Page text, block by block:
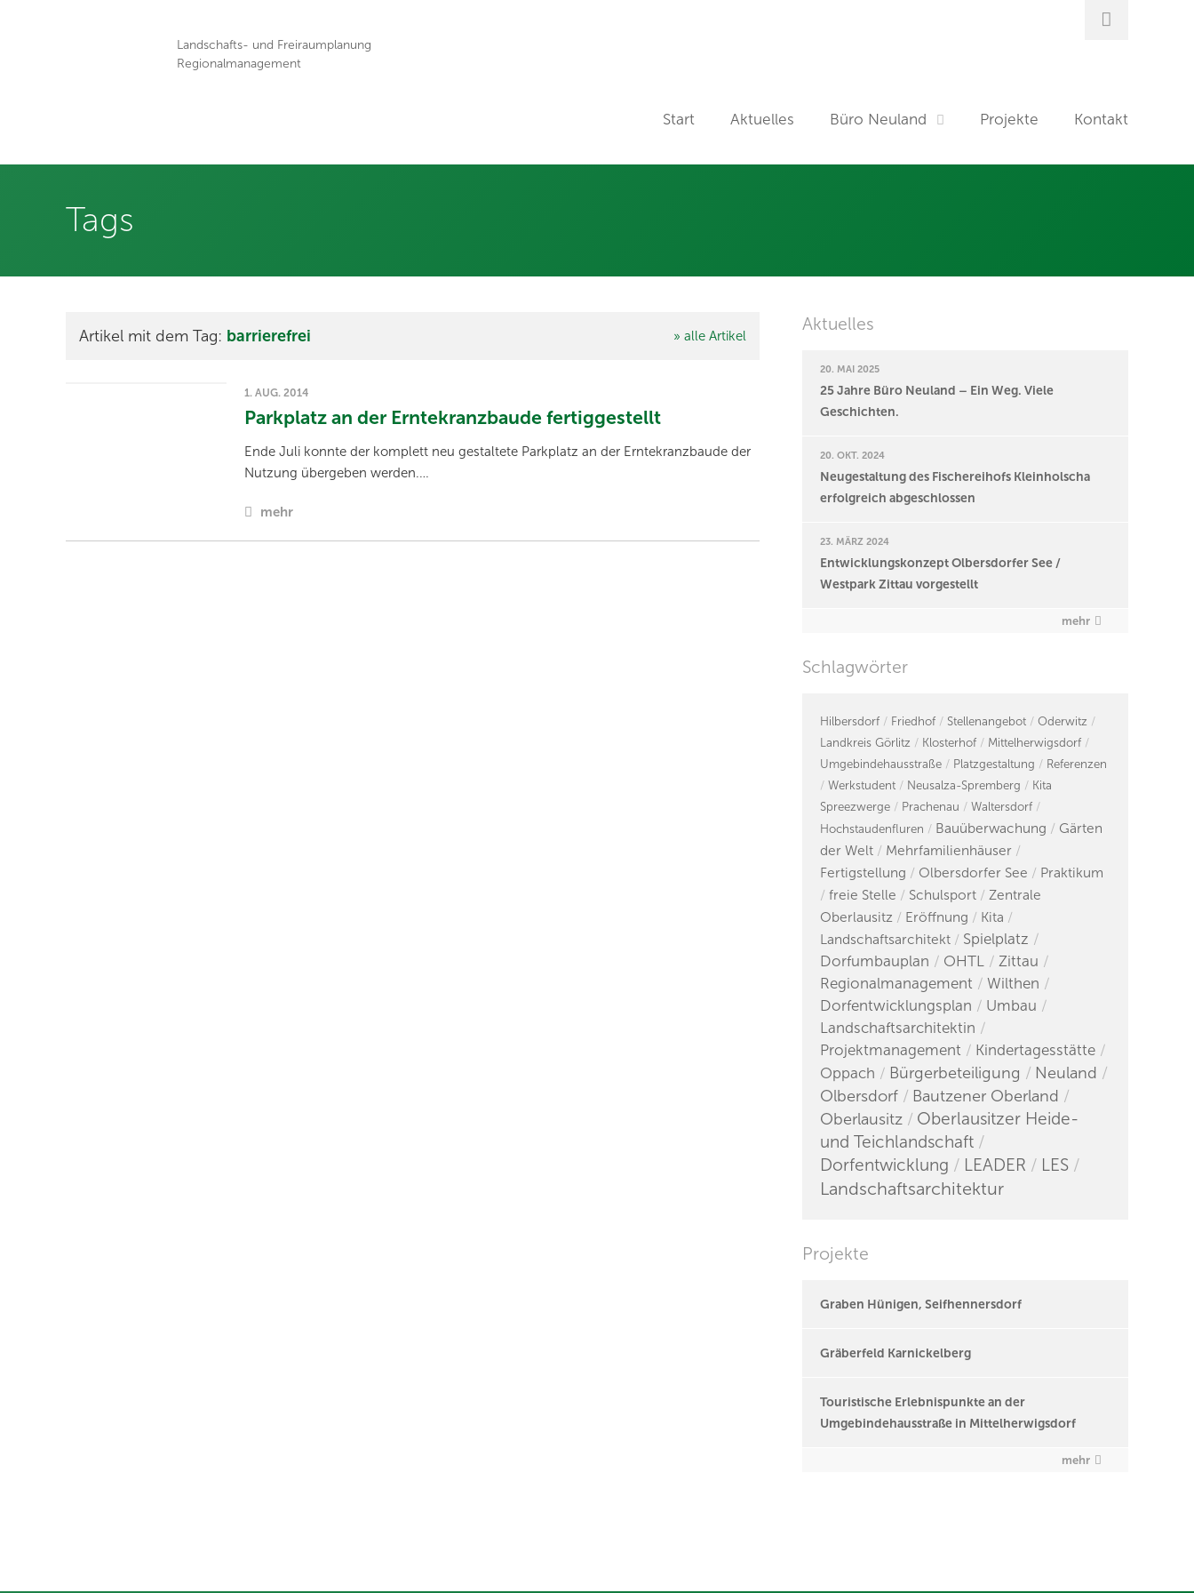
Landschafts- und Freiraumplanung
Regionalmanagement
Start Aktuelles Büro Neuland Projekte Kontakt
Tags
Artikel mit dem Tag: barrierefrei » alle Artikel
1. AUG. 2014
Parkplatz an der Erntekranzbaude fertiggestellt
Ende Juli konnte der komplett neu gestaltete Parkplatz an der Erntekranzbaude der
Nutzung übergeben werden.…
mehr
Aktuelles
20. MAI 2025
25 Jahre Büro Neuland – Ein Weg. Viele
Geschichten.
20. OKT. 2024
Neugestaltung des Fischereihofs Kleinholscha
erfolgreich abgeschlossen
23. MÄRZ 2024
Entwicklungskonzept Olbersdorfer See /
Westpark Zittau vorgestellt
mehr
Schlagwörter
Hilbersdorf Friedhof Stellenangebot
Oderwitz
Landkreis Görlitz
Klosterhof
Mittelherwigsdorf
Umgebindehausstraße
Platzgestaltung
Referenzen
Werkstudent
Neusalza-Spremberg
Kita
Spreezwerge
Prachenau
Waltersdorf
Hochstaudenfluren
Bauüberwachung
Gärten
der Welt
Mehrfamilienhäuser
Fertigstellung
Olbersdorfer See
Praktikum
freie Stelle
Schulsport
Zentrale
Oberlausitz
Eröffnung
Kita
Landschaftsarchitekt
Spielplatz
Dorfumbauplan
OHTL
Zittau
Regionalmanagement
Wilthen
Dorfentwicklungsplan
Umbau
Landschaftsarchitektin
Projektmanagement
Kindertagesstätte
Oppach
Bürgerbeteiligung
Neuland
Olbersdorf
Bautzener Oberland
Oberlausitz
Oberlausitzer Heide-
und Teichlandschaft
Dorfentwicklung
LEADER LES
Landschaftsarchitektur
Projekte
Graben Hünigen, Seifhennersdorf
Gräberfeld Karnickelberg
Touristische Erlebnispunkte an der
Umgebindehausstraße in Mittelherwigsdorf
mehr